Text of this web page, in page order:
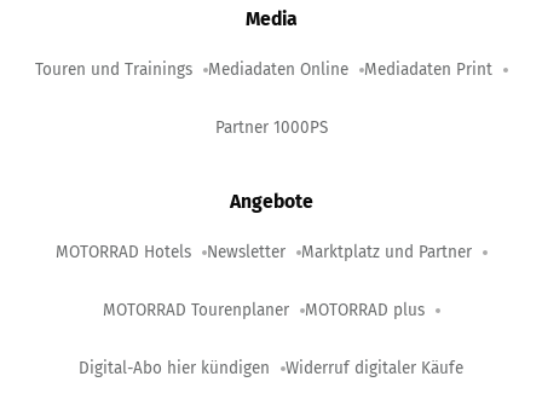
Media
Touren und Trainings Mediadaten Online Mediadaten Print
Partner 1000PS
Angebote
MOTORRAD Hotels Newsletter Marktplatz und Partner
MOTORRAD Tourenplaner MOTORRAD plus
Digital-Abo hier kündigen Widerruf digitaler Käufe